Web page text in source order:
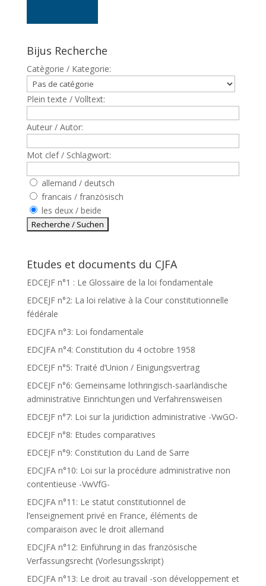
Bijus Recherche
Catègorie / Kategorie:
Plein texte / Volltext:
Auteur / Autor:
Mot clef / Schlagwort:
allemand / deutsch
francais / französisch
les deux / beide
Etudes et documents du CJFA
EDCEJF n°1 : Le Glossaire de la loi fondamentale
EDCEJF n°2: La loi relative à la Cour constitutionnelle
fédérale
EDCJFA n°3: Loi fondamentale
EDCJFA n°4: Constitution du 4 octobre 1958
EDCEJF n°5: Traité d’Union / Einigungsvertrag
EDCEJF n°6: Gemeinsame lothringisch-saarländische
administrative Einrichtungen und Verfahrensweisen
EDCEJF n°7: Loi sur la juridiction administrative -VwGO-
EDCEJF n°8: Etudes comparatives
EDCEJF n°9: Constitution du Land de Sarre
EDCJFA n°10: Loi sur la procédure administrative non
contentieuse -VwVfG-
EDCJFA n°11: Le statut constitutionnel de
l’enseignement privé en France, éléments de
comparaison avec le droit allemand
EDCJFA n°12: Einführung in das französische
Verfassungsrecht (Vorlesungsskript)
EDCJFA n°13: Le droit au travail -son développement et